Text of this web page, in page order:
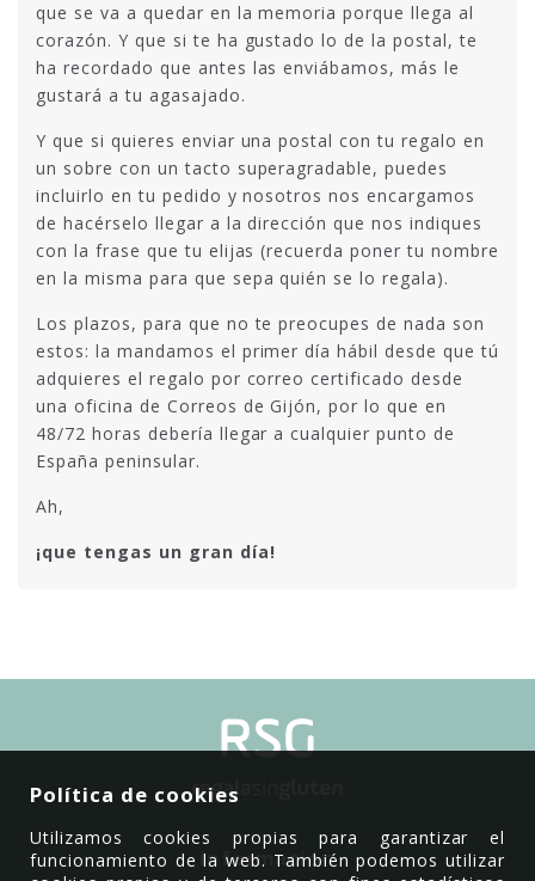
que se va a quedar en la memoria porque llega al
corazón. Y que si te ha gustado lo de la postal, te
ha recordado que antes las enviábamos, más le
gustará a tu agasajado.
Y que si quieres enviar una postal con tu regalo en
un sobre con un tacto superagradable, puedes
incluirlo en tu pedido y nosotros nos encargamos
de hacérselo llegar a la dirección que nos indiques
con la frase que tu elijas (recuerda poner tu nombre
en la misma para que sepa quién se lo regala).
Los plazos, para que no te preocupes de nada son
estos: la mandamos el primer día hábil desde que tú
adquieres el regalo por correo certificado desde
una oficina de Correos de Gijón, por lo que en
48/72 horas debería llegar a cualquier punto de
España peninsular.
Ah,
¡que tengas un gran día!
Información
Política de cookies
Utilizamos cookies propias para garantizar el
funcionamiento de la web. También podemos utilizar